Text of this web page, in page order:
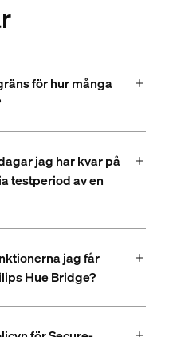
för hur många
jag har kvar på
testperiod av en
jag får
Hue Bridge?